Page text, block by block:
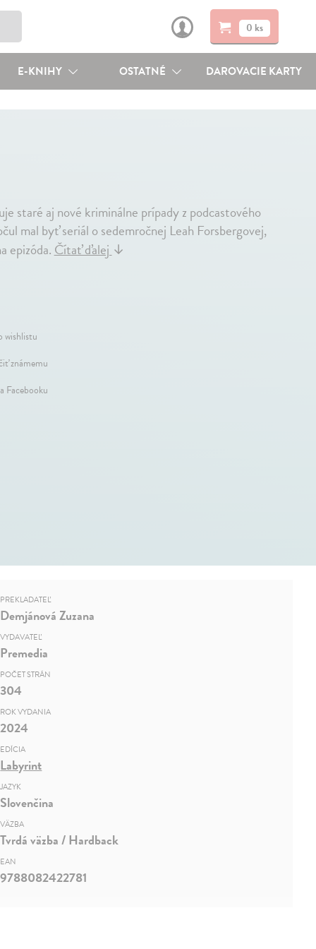
0 ks
E-KNIHY OSTATNÉ DAROVACIE KARTY
staré aj nové kriminálne prípady z podcastového
mal byť seriál o sedemročnej Leah Forsbergovej,
epizóda.Čítať ďalej↓
wishlistu
známemu
Facebooku
PREKLADATEĽ
Demjánová Zuzana
VYDAVATEĽ
Premedia
POČET STRÁN
304
ROK VYDANIA
2024
EDÍCIA
Labyrint
JAZYK
Slovenčina
VÄZBA
Tvrdá väzba / Hardback
EAN
9788082422781